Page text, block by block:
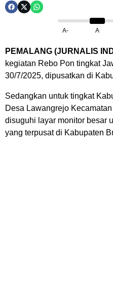
A- A
PEMALANG (JURNALIS
kegiatan Rebo Pon tingkat
30/7/2025, dipusatkan di
Sedangkan untuk tingkat
Desa Lawangrejo
disuguhi layar monitor besar
yang terpusat di Kabupaten